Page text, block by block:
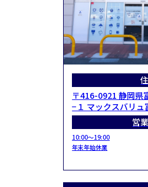
〒416-0921 静岡県
−１ マックスバリュ
営
10:00～19:00
年末年始休業